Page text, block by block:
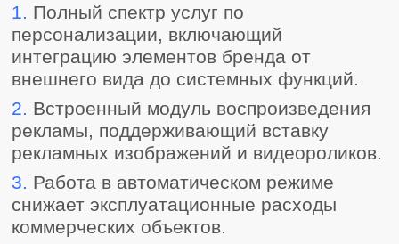
1. Полный спектр услуг по
персонализации, включающий
интеграцию элементов бренда от
внешнего вида до системных функций.
2. Встроенный модуль воспроизведения
рекламы, поддерживающий вставку
рекламных изображений и видеороликов.
3. Работа в автоматическом режиме
снижает эксплуатационные расходы
коммерческих объектов.